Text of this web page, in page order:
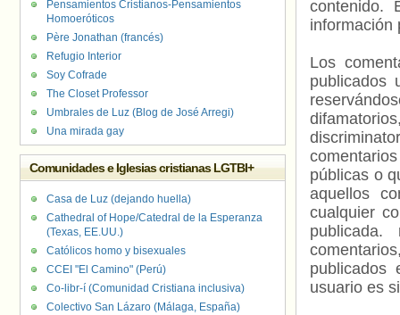
contenido.
información
Los
publicados
públicas o
aquellos
cualquier
usuario es
Pensamientos Cristianos-Pensamientos
Homoeróticos
Père Jonathan (francés)
Refugio Interior
Soy Cofrade
The Closet Professor
Umbrales de Luz (Blog de José Arregi)
Una mirada gay
Comunidades e Iglesias cristianas LGTBI+
Casa de Luz (dejando huella)
Cathedral of Hope/Catedral de la Esperanza
(Texas, EE.UU.)
Católicos homo y bisexuales
CCEI "El Camino" (Perú)
Co-libr-í (Comunidad Cristiana inclusiva)
Colectivo San Lázaro (Málaga, España)